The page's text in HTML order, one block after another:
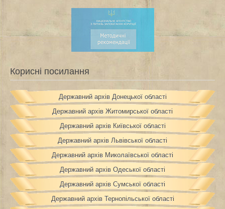
Корисні посилання
Державний архів Донецької області
Державний архів Житомирської області
Державний архів Київської області
Державний архів Львівської області
Державний архів Миколаївської області
Державний архів Одеської області
Державний архів Сумської області
Державний архів Тернопільської області